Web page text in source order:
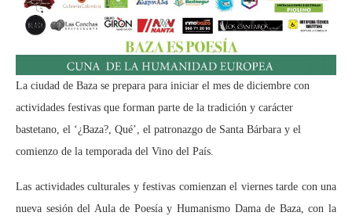
La ciudad de Baza se prepara para iniciar el mes de diciembre con
actividades festivas que forman parte de la tradición y carácter
bastetano, el ‘¿Baza?, Qué’, el patronazgo de Santa Bárbara y el
comienzo de la temporada del Vino del País.
Las actividades culturales y festivas comienzan el viernes tarde con una
nueva sesión del Aula de Poesía y Humanismo Dama de Baza, con la